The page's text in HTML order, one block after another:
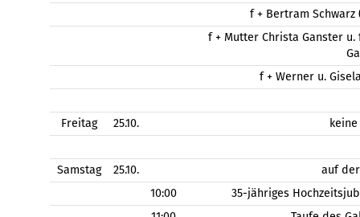
f + Bertram
f + Mutter Christa Ganster
f + Werner u.
Freitag 25.10.
Samstag 25.10.
auf
10:00
35-jähriges